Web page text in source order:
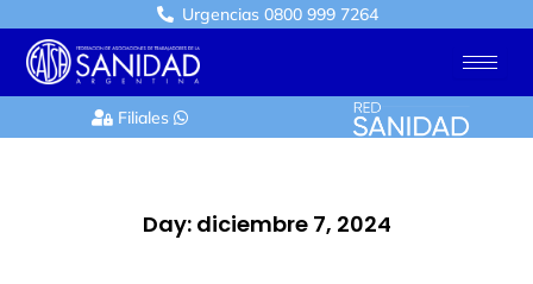
contenido
Urgencias 0800 999 7264
Filiales
Day: diciembre 7, 2024